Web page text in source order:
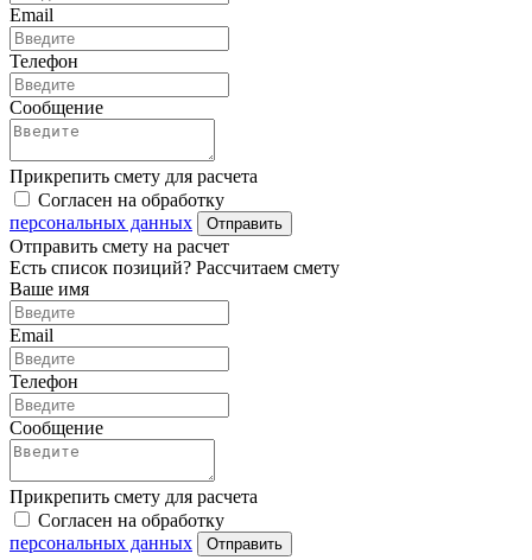
Email
Телефон
Сообщение
Прикрепить смету для расчета
Согласен на обработку
персональных данных
Отправить
Отправить смету на расчет
Есть список позиций? Рассчитаем смету
Ваше имя
Email
Телефон
Сообщение
Прикрепить смету для расчета
Согласен на обработку
персональных данных
Отправить